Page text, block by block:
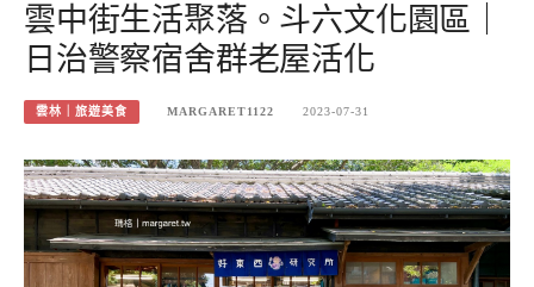
雲中街生活聚落。斗六文化園區｜
日治警察宿舍群老屋活化
雲林｜旅遊美食 MARGARET1122 2023-07-31